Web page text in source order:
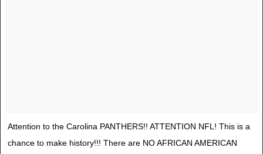
Attention to the Carolina PANTHERS!! ATTENTION NFL! This is a
chance to make history!!! There are NO AFRICAN AMERICAN